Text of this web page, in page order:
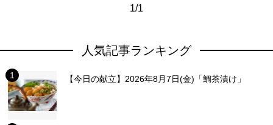
1/1
人気記事ランキング
【今日の献立】2026年8月7日(金)「鯛茶漬け」